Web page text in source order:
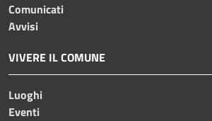
Comunicati
Avvisi
VIVERE IL COMUNE
Luoghi
Eventi